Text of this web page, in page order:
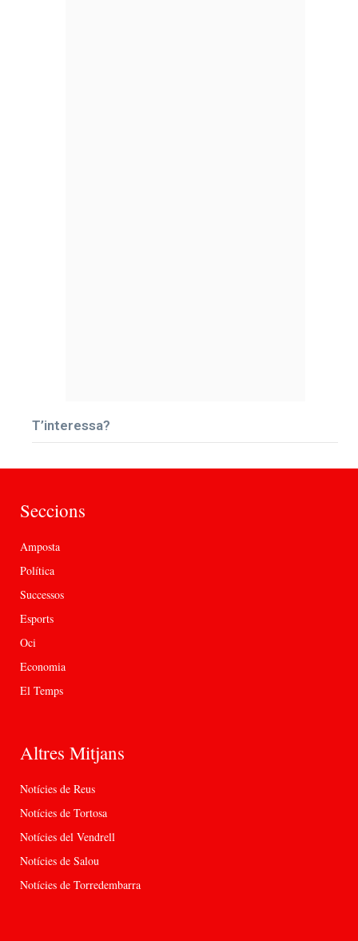
T’interessa?
Seccions
Amposta
Política
Successos
Esports
Oci
Economia
El Temps
Altres Mitjans
Notícies de Reus
Notícies de Tortosa
Notícies del Vendrell
Notícies de Salou
Notícies de Torredembarra